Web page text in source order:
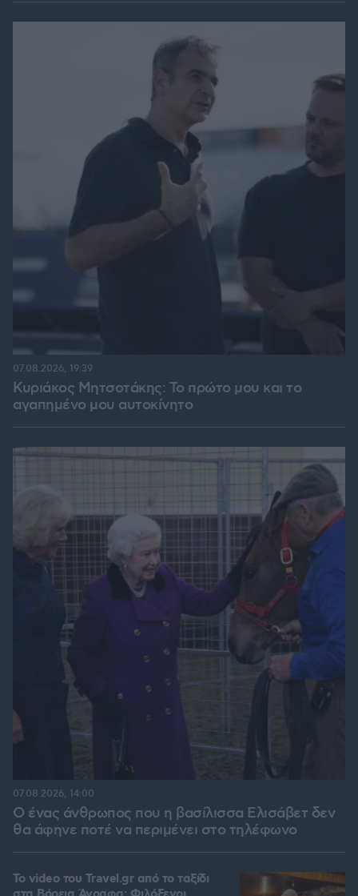
Κυριάκος Μητσοτάκης: Το πρώτο μου και το
αγαπημένο μου αυτοκίνητο
07.08.2026, 19:39
Ο ένας άνθρωπος που η βασίλισσα Ελισάβετ δεν
θα άφηνε ποτέ να περιμένει στο τηλέφωνο
07.08.2026, 14:00
To video του Travel.gr από το ταξίδι